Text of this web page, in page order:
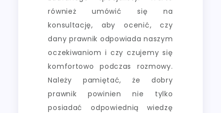
również umówić się na
konsultację, aby ocenić, czy
dany prawnik odpowiada naszym
oczekiwaniom i czy czujemy się
komfortowo podczas rozmowy.
Należy pamiętać, że dobry
prawnik powinien nie tylko
posiadać odpowiednią wiedzę